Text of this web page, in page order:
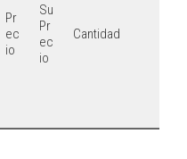
Pr
ec
io
Su
Pr
ec
io
Cantidad